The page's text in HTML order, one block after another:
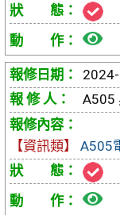
檢
視
報
單
A505
【資訊類】A505
檢